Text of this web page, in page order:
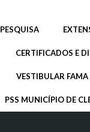
PESQUISA
CERTIFICADOS E
VESTIBULAR
PSS MUNICÍPIO DE